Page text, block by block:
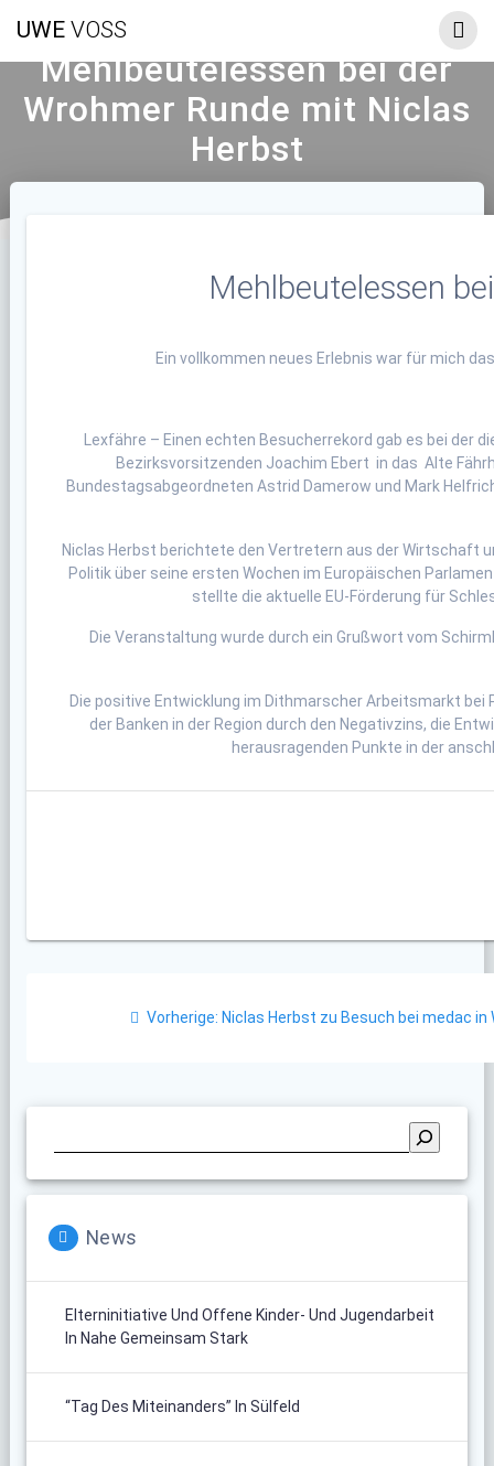
UWE VOSS
Mehlbeutelessen bei der
Wrohmer Runde mit Niclas
Herbst
Mehlbeutelessen
Ein vollkommen neues Erlebnis war für mich
Lexfähre – Einen echten Besucherrekord gab es bei der
Bezirksvorsitzenden Joachim Ebert in das Alte
Bundestagsabgeordneten Astrid Damerow und Mark
Niclas Herbst berichtete den Vertretern aus der Wirtschaft
Politik über seine ersten Wochen im Europäischen
stellte die aktuelle EU-Förderung für
Die Veranstaltung wurde durch ein Grußwort vom
Die positive Entwicklung im Dithmarscher Arbeitsmarkt
der Banken in der Region durch den Negativzins, die
herausragenden Punkte in der
Vorherige: Vorheriger
Niclas Herbst zu Besuch bei medac in
News
Elterninitiative Und Offene Kinder- Und Jugendarbeit
In Nahe Gemeinsam Stark
“Tag Des Miteinanders” In Sülfeld